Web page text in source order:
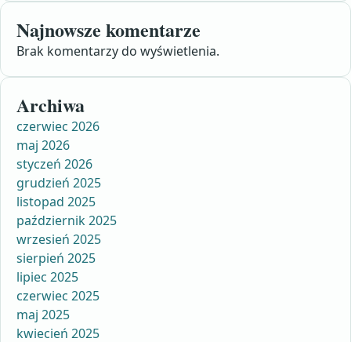
Najnowsze komentarze
Brak komentarzy do wyświetlenia.
Archiwa
czerwiec 2026
maj 2026
styczeń 2026
grudzień 2025
listopad 2025
październik 2025
wrzesień 2025
sierpień 2025
lipiec 2025
czerwiec 2025
maj 2025
kwiecień 2025